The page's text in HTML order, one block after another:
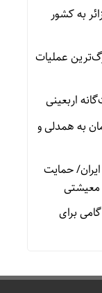
۲.۸ میلیون زائر به کشور
عملیات
به همدلی و
ایران/ حمایت
معیشتی
برای